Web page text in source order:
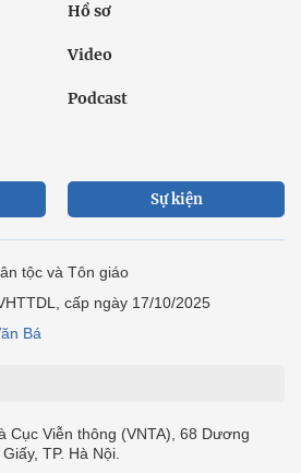
Hồ sơ
Video
Podcast
Sự kiện
tộc và Tôn giáo
cấp ngày 17/10/2025
Bá
Cục Viễn thông (VNTA), 68 Dương
TP. Hà Nội.